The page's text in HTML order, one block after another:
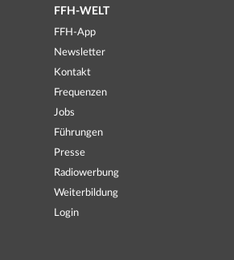
FFH-WELT
FFH-App
Newsletter
Kontakt
Frequenzen
Jobs
Führungen
Presse
Radiowerbung
Weiterbildung
Login